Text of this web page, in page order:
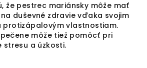
že pestrec mariánsky môže mať
duševné zdravie vďaka svojim
protizápalovým vlastnostiam.
môže tiež pomôcť pri
stresu a úzkosti.